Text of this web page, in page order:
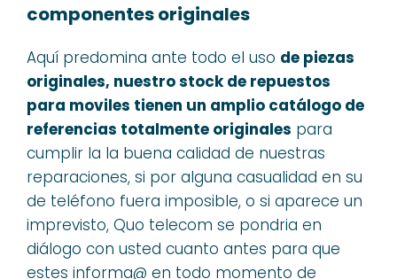
componentes originales
Aquí predomina ante todo el uso de piezas
originales, nuestro stock de repuestos
para moviles tienen un amplio catálogo de
referencias totalmente originales para
cumplir la la buena calidad de nuestras
reparaciones, si por alguna casualidad en su
de teléfono fuera imposible, o si aparece un
imprevisto, Quo telecom se pondria en
diálogo con usted cuanto antes para que
estes informa@ en todo momento de